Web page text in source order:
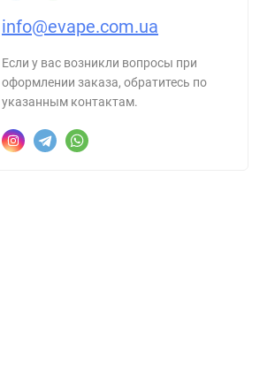
В корзину
info@evape.com.ua
Если у вас возникли вопросы при
оформлении заказа, обратитесь по
указанным контактам.